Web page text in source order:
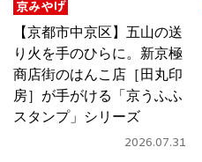
CULTURE
すべて
関西で開催。
おすすめの展覧会
京みやげ
【京都市中京区】五山の送
り火を手のひらに。新京極
商店街のはんこ店［田丸印
房］が手がける「京うふふ
スタンプ」シリーズ
2026.07.31